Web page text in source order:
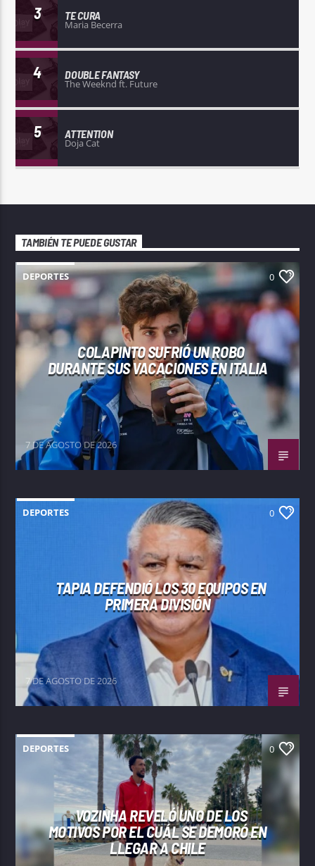
3 TE CURA
Maria Becerra
4 DOUBLE FANTASY
The Weeknd ft. Future
5 ATTENTION
Doja Cat
TAMBIÉN TE PUEDE GUSTAR
DEPORTES 0
COLAPINTO SUFRIÓ UN ROBO
DURANTE SUS VACACIONES EN ITALIA
7 DE AGOSTO DE 2026
DEPORTES 0
TAPIA DEFENDIÓ LOS 30 EQUIPOS EN
PRIMERA DIVISIÓN
7 DE AGOSTO DE 2026
DEPORTES 0
VOZINHA REVELÓ UNO DE LOS
MOTIVOS POR EL CUÁL SE DEMORÓ EN
LLEGAR A CHILE